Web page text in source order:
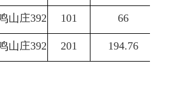
山庄392 101 66
山庄392 201 194.76